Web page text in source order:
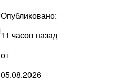
Опубликовано:
11 часов назад
от
05.08.2026